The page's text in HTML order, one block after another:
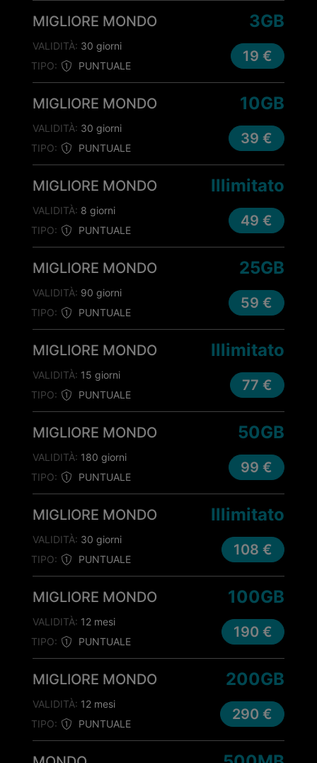
MIGLIORE MONDO
TIPO: PUNTUALE
3GB
VALIDITÀ: 30 giorni
19 €
MIGLIORE MONDO
TIPO: PUNTUALE
10GB
VALIDITÀ: 30 giorni
39 €
MIGLIORE MONDO
TIPO: PUNTUALE
Illimitato
VALIDITÀ: 8 giorni
49 €
MIGLIORE MONDO
TIPO: PUNTUALE
25GB
VALIDITÀ: 90 giorni
59 €
MIGLIORE MONDO
TIPO: PUNTUALE
Illimitato
VALIDITÀ: 15 giorni
77 €
MIGLIORE MONDO
TIPO: PUNTUALE
50GB
VALIDITÀ: 180 giorni
99 €
MIGLIORE MONDO
TIPO: PUNTUALE
Illimitato
VALIDITÀ: 30 giorni
108 €
MIGLIORE MONDO
TIPO: PUNTUALE
100GB
VALIDITÀ: 12 mesi
190 €
MIGLIORE MONDO
TIPO: PUNTUALE
200GB
VALIDITÀ: 12 mesi
290 €